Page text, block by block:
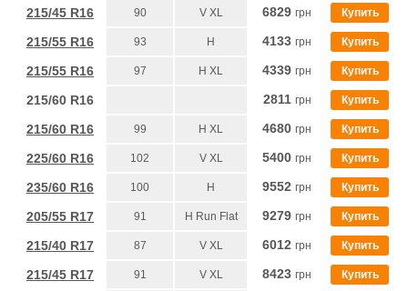
215/45 R16 90 V XL 6829 грн Купить
215/55 R16 93 H 4133 грн Купить
215/55 R16 97 H XL 4339 грн Купить
215/60 R16 2811 грн Купить
215/60 R16 99 H XL 4680 грн Купить
225/60 R16 102 V XL 5400 грн Купить
235/60 R16 100 H 9552 грн Купить
205/55 R17 91 H Run Flat 9279 грн Купить
215/40 R17 87 V XL 6012 грн Купить
215/45 R17 91 V XL 8423 грн Купить